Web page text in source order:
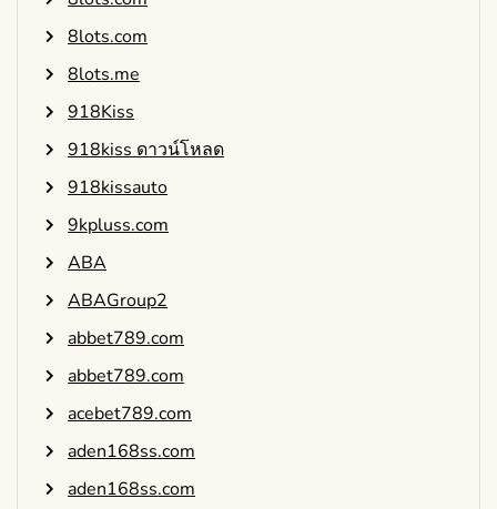
8lots.com
8lots.me
918Kiss
918kiss ดาวน์โหลด
918kissauto
9kpluss.com
ABA
ABAGroup2
abbet789.com
abbet789.com
acebet789.com
aden168ss.com
aden168ss.com